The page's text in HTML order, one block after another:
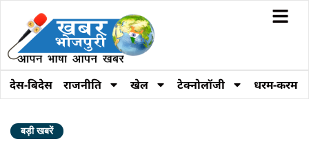
देस-बिदेस राजनीति खेल टेक्नोलॉजी धरम-करम
बड़ी खबरें